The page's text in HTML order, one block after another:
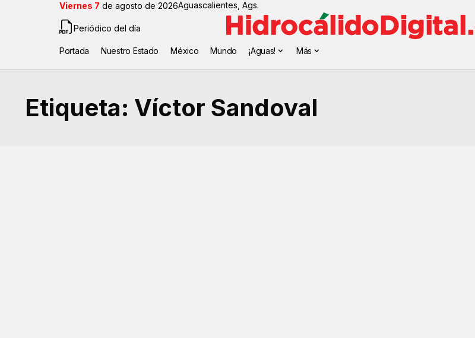
Viernes 7 de agosto de 2026Aguascalientes, Ags.
Periódico del día
Portada Nuestro Estado México Mundo ¡Aguas! Más
Etiqueta: Víctor Sandoval